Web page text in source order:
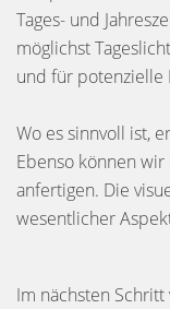
Tages- und
möglichst
und für potenzielle
Wo es sinnvoll ist,
Ebenso können
anfertigen. Die
wesentlicher
Im nächsten